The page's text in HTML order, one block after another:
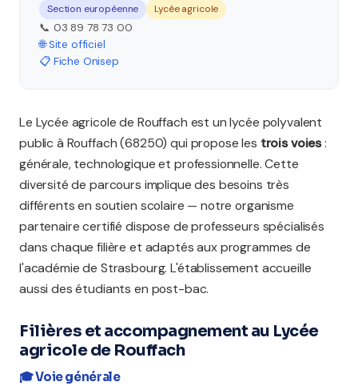
Section européenne
Lycée agricole
📞 03 89 78 73 00
🌐 Site officiel
📋 Fiche Onisep
Le Lycée agricole de Rouffach est un lycée polyvalent
public à Rouffach (68250) qui propose les trois voies:
générale, technologique et professionnelle. Cette
diversité de parcours implique des besoins très
différents en soutien scolaire — notre organisme
partenaire certifié dispose de professeurs spécialisés
dans chaque filière et adaptés aux programmes de
l'académie de Strasbourg. L'établissement accueille
aussi des étudiants en post-bac.
Filières et accompagnement au Lycée
agricole de Rouffach
🎓 Voie générale